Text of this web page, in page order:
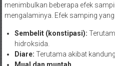
menimbulkan beberapa efek
mengalaminya. Efek samping
Sembelit (konstipasi):
hidroksida.
Diare: Terutama akibat
Mual dan muntah